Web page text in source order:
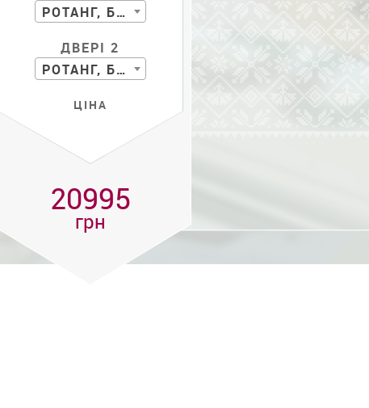
РОТАНГ, БАМБУК
ДВЕРІ 2
РОТАНГ, БАМБУК
ЦІНА
20995
грн